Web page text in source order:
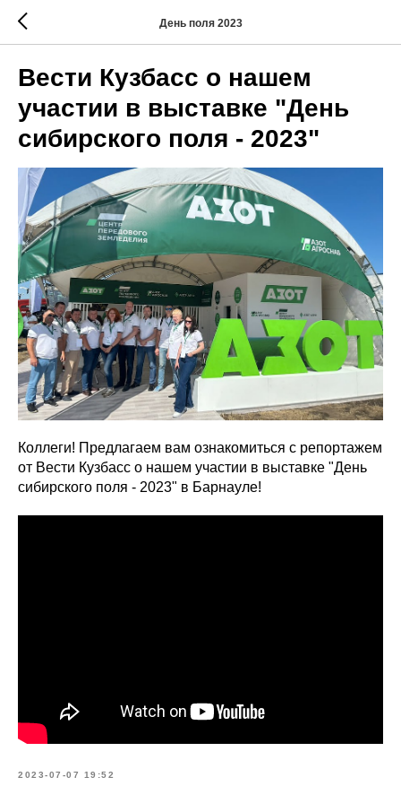
День поля 2023
Вести Кузбасс о нашем
участии в выставке "День
сибирского поля - 2023"
Коллеги! Предлагаем вам ознакомиться с репортажем
от Вести Кузбасс о нашем участии в выставке "День
сибирского поля - 2023" в Барнауле!
2023-07-07 19:52